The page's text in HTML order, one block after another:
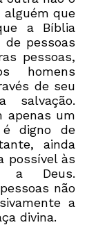
que
a Bíblia
de pessoas
pessoas,
homens
de seu
salvação.
apenas um
digno de
ainda
possível às
a Deus.
não
a
divina.